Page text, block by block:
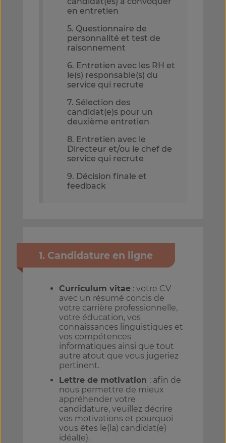
en entretien
5. Questionnaire de
personnalité et test de
raisonnement
6. Entretien avec les RH et
le(s) responsable(s) du
service qui recrute
7. Sélection des
candidat(e)s pour un
deuxième entretien
8. Entretien avec le
Directeur et/ou le chef de
service qui recrute
9. Décision finale et
feedback
1. Candidature en ligne
Curriculum vitae: votre CV
avec un résumé concis de
votre carrière professionnelle,
votre éducation, vos
connaissances linguistiques et
vos compétences
informatiques ainsi que tout
autre atout que vous jugeriez
pertinent.
Lettre de motivation : afin de
nous permettre de mieux
appréhender votre
candidature, veuillez décrire
vos motivations et pourquoi
vous êtes le(la) candidat(e)
idéal(e).